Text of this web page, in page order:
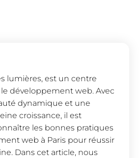
lumières, est un centre
développement web. Avec
dynamique et une
croissance, il est
les bonnes pratiques
web à Paris pour réussir
Dans cet article, nous